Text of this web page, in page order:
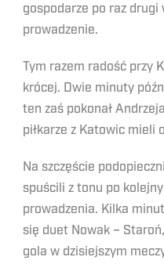
gospodarze po raz
prowadzenie.
Tym razem radość przy
krócej. Dwie minuty
ten zaś pokonał
piłkarze z Katowic mieli
Na szczęście
spuścili z tonu po
prowadzenia. Kilka
się duet Nowak –
gola w dzisiejszym